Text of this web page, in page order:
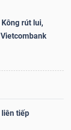
rút lui,
liên tiếp